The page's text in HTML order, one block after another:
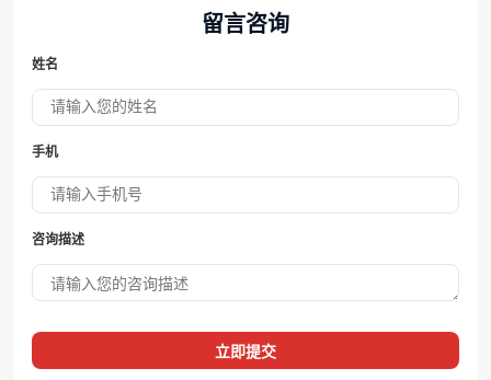
留言咨询
姓名
手机
咨询描述
立即提交